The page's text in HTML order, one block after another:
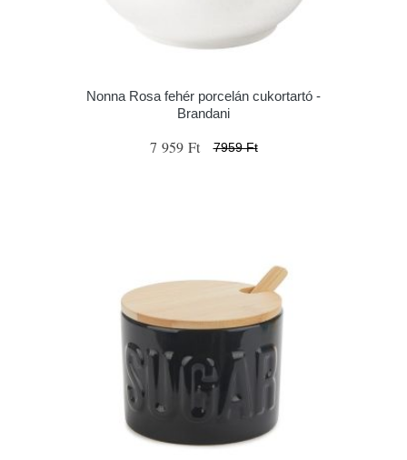
Nonna Rosa fehér porcelán cukortartó -
Brandani
7 959 Ft 7959 Ft